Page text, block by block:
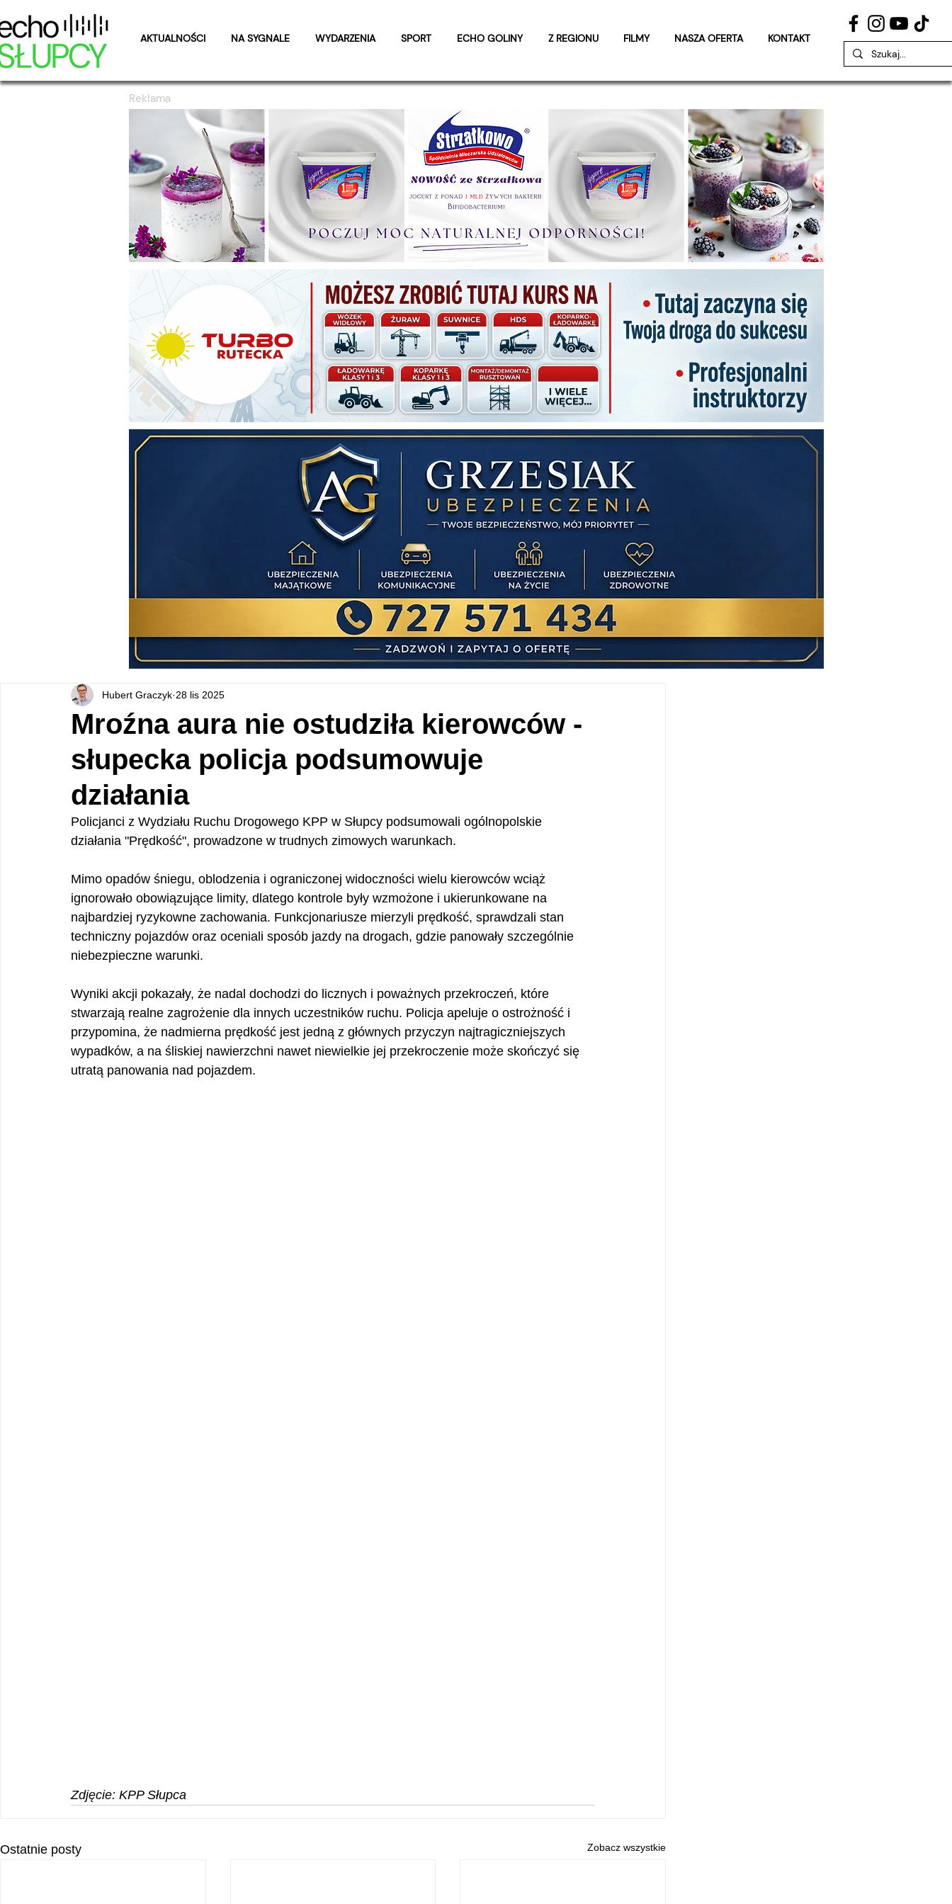
AKTUALNOŚCI NA SYGNALE WYDARZENIA SPORT ECHO GOLINY Z REGIONU FILMY NASZA OFERTA KONTAKT
Reklama
Mroźna aura nie ostudziła kierowców -
słupecka policja podsumowuje
działania
Hubert Graczyk 28 lis 2025
Policjanci z Wydziału Ruchu Drogowego KPP w Słupcy podsumowali ogólnopolskie
działania "Prędkość", prowadzone w trudnych zimowych warunkach.
Mimo opadów śniegu, oblodzenia i ograniczonej widoczności wielu kierowców wciąż
ignorowało obowiązujące limity, dlatego kontrole były wzmożone i ukierunkowane na
najbardziej ryzykowne zachowania. Funkcjonariusze mierzyli prędkość, sprawdzali stan
techniczny pojazdów oraz oceniali sposób jazdy na drogach, gdzie panowały szczególnie
niebezpieczne warunki.
Wyniki akcji pokazały, że nadal dochodzi do licznych i poważnych przekroczeń, które
stwarzają realne zagrożenie dla innych uczestników ruchu. Policja apeluje o ostrożność i
przypomina, że nadmierna prędkość jest jedną z głównych przyczyn najtragiczniejszych
wypadków, a na śliskiej nawierzchni nawet niewielkie jej przekroczenie może skończyć się
utratą panowania nad pojazdem.
Zdjęcie: KPP Słupca
Ostatnie posty Zobacz wszystkie